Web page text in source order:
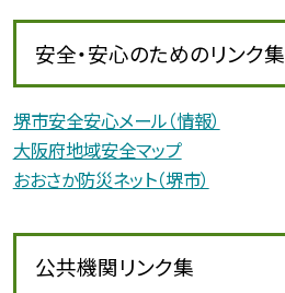
安全・安心のためのリンク集
堺市安全安心メール（情報）
大阪府地域安全マップ
おおさか防災ネット（堺市）
公共機関リンク集